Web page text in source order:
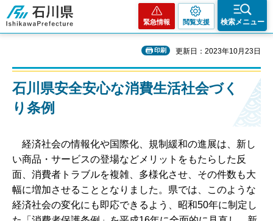
石川県
緊急情報 閲覧支援 検索メニュー
印刷 更新日：2023年10月23日
石川県安全安心な消費生活社会づく
り条例
経済社会の情報化や国際化、規制緩和の進展は、新し
い商品・サービスの登場などメリットをもたらした反
面、消費者トラブルを複雑、多様化させ、その件数も大
幅に増加させることとなりました。県では、このような
経済社会の変化にも即応できるよう、昭和50年に制定し